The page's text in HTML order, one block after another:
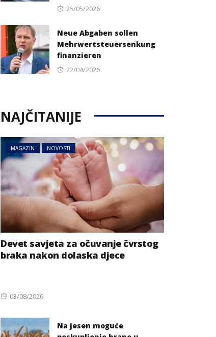
Posted
25/05/2026
Neue Abgaben sollen
Mehrwertsteuersenkung
finanzieren
Posted
22/04/2026
NAJČITANIJE
MAGAZIN NOVOSTI
Devet savjeta za očuvanje čvrstog
braka nakon dolaska djece
Posted
03/08/2026
Na jesen moguće